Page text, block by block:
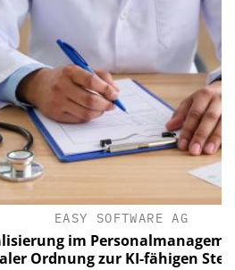
EASY SOFTWARE AG
im Personalmanagement:
zur KI-fähigen Steuerung